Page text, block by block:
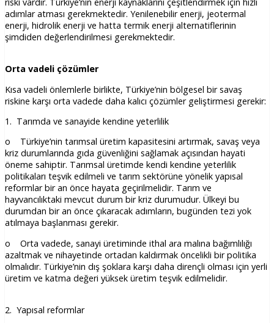
adımlar atması gerekmektedir. Yenilenebilir enerji, jeotermal
enerji, hidrolik enerji ve hatta termik enerji alternatiflerinin
şimdiden değerlendirilmesi gerekmektedir.
Orta vadeli çözümler
Kısa vadeli önlemlerle birlikte, Türkiye’nin bölgesel bir savaş
riskine karşı orta vadede daha kalıcı çözümler geliştirmesi gerekir:
1. Tarımda ve sanayide kendine yeterlilik
o Türkiye’nin tarımsal üretim kapasitesini artırmak, savaş veya
kriz durumlarında gıda güvenliğini sağlamak açısından hayati
öneme sahiptir. Tarımsal üretimde kendi kendine yeterlilik
politikaları teşvik edilmeli ve tarım sektörüne yönelik yapısal
reformlar bir an önce hayata geçirilmelidir. Tarım ve
hayvancılıktaki mevcut durum bir kriz durumudur. Ülkeyi bu
durumdan bir an önce çıkaracak adımların, bugünden tezi yok
atılmaya başlanması gerekir.
o Orta vadede, sanayi üretiminde ithal ara malına bağımlılığı
azaltmak ve nihayetinde ortadan kaldırmak öncelikli bir politika
olmalıdır. Türkiye’nin dış şoklara karşı daha dirençli olması için yerli
üretim ve katma değeri yüksek üretim teşvik edilmelidir.
2. Yapısal reformlar